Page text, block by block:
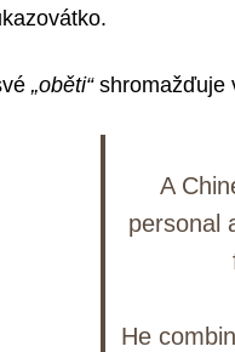
„oběti“ shromažďuje
A
personal
He